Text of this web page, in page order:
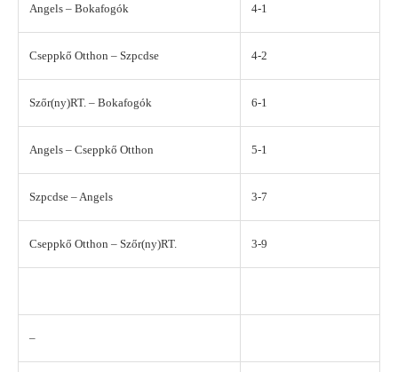
Angels – Bokafogók 4-1
Cseppkő Otthon – Szpcdse 4-2
Szőr(ny)RT. – Bokafogók 6-1
Angels – Cseppkő Otthon 5-1
Szpcdse – Angels 3-7
Cseppkő Otthon – Szőr(ny)RT. 3-9
–